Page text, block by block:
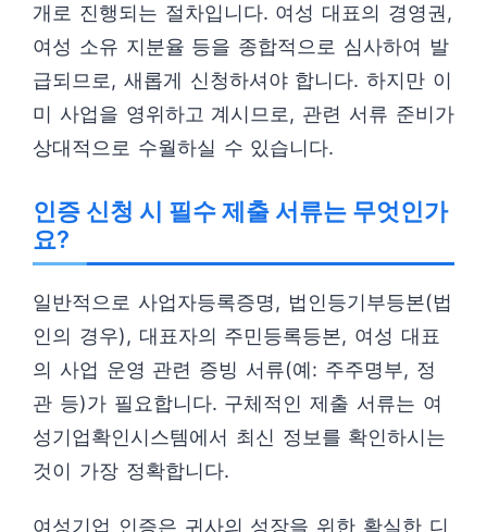
개로 진행되는 절차입니다. 여성 대표의 경영권,
여성 소유 지분율 등을 종합적으로 심사하여 발
급되므로, 새롭게 신청하셔야 합니다. 하지만 이
미 사업을 영위하고 계시므로, 관련 서류 준비가
상대적으로 수월하실 수 있습니다.
인증 신청 시 필수 제출 서류는 무엇인가
요?
일반적으로 사업자등록증명, 법인등기부등본(법
인의 경우), 대표자의 주민등록등본, 여성 대표
의 사업 운영 관련 증빙 서류(예: 주주명부, 정
관 등)가 필요합니다. 구체적인 제출 서류는 여
성기업확인시스템에서 최신 정보를 확인하시는
것이 가장 정확합니다.
여성기업 인증은 귀사의 성장을 위한 확실한 디